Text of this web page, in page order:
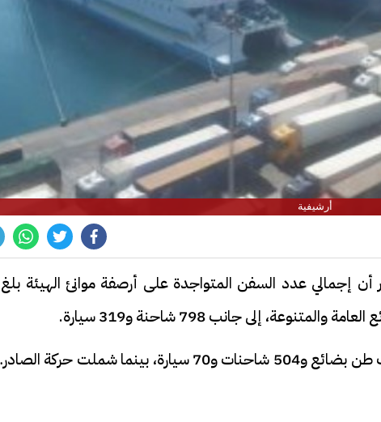
أرشيفية
وأوضح المركز أن حركة الواردات شملت 6 آلاف طن بضائع و504 شاحنات و70 سيارة، بينما شملت حركة